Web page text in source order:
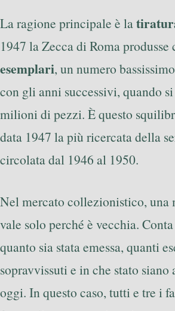
La ragione principale è la
1947 la Zecca di Roma produsse
esemplari, un numero
con gli anni successivi, quando
milioni di pezzi. È questo
data 1947 la più ricercata della
circolata dal 1946 al 1950.
Nel mercato collezionistico, una
vale solo perché è vecchia.
quanto sia stata emessa, quanti
sopravvissuti e in che stato
oggi. In questo caso, tutti e tre i